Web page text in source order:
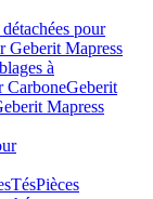
pour
Geberit Mapress
à
CarboneGeberit
Mapress
TésPièces